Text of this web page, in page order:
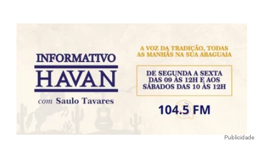
Publicidade